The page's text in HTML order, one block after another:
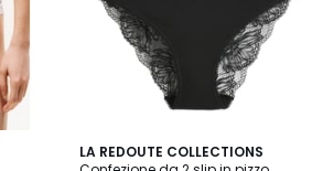
LA REDOUTE COLLECTIONS
4.8